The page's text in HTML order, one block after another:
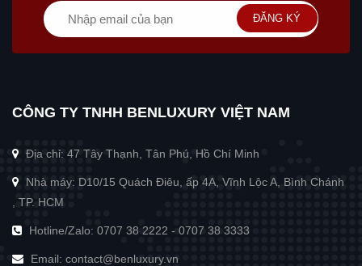
ĐĂNG KÝ
CÔNG TY TNHH BENLUXURY VIỆT NAM
Địa chỉ: 47 Tây Thạnh, Tân Phú, Hồ Chí Minh
Nhà máy: D10/15 Quách Điêu, ấp 4A, Vĩnh Lộc A, Bình Chánh
, TP. HCM
Hotline/Zalo: 0707 38 2222 - 0707 38 3333
Email: contact@benluxury.vn